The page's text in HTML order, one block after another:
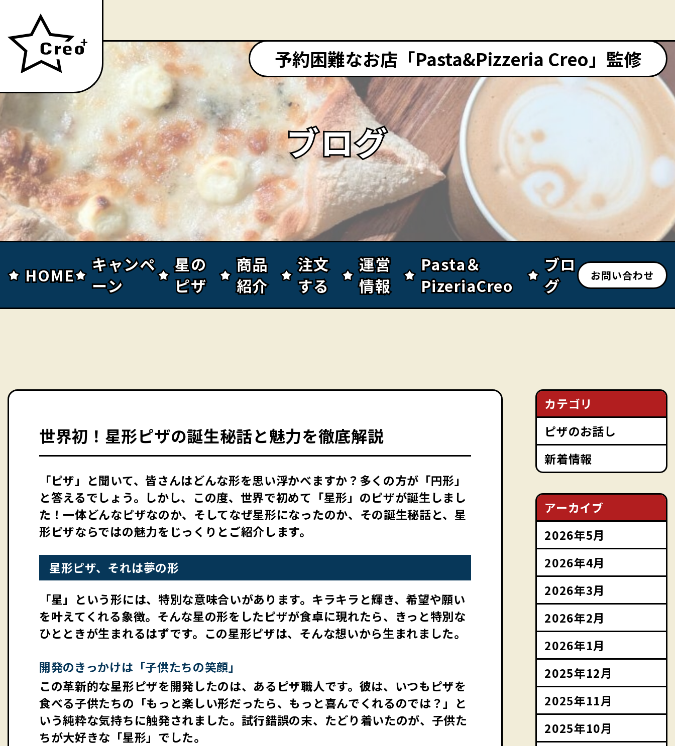
予約困難なお店「Pasta&Pizzeria Creo」監修
ブログ
ブログ
HOME
HOME
キャンペ
ーン
キャンペ
ーン
星の
ピザ
星の
ピザ
商品
紹介
商品
紹介
注文
する
注文
する
運営
情報
運営
情報
Pasta＆
PizeriaCreo
Pasta＆
PizeriaCreo
ブロ
グ
ブロ
グ
お問い合わせ
世界初！星形ピザの誕生秘話と魅力を徹底解説
「ピザ」と聞いて、皆さんはどんな形を思い浮かべますか？多くの方が「円形」
と答えるでしょう。しかし、この度、世界で初めて「星形」のピザが誕生しまし
た！一体どんなピザなのか、そしてなぜ星形になったのか、その誕生秘話と、星
形ピザならではの魅力をじっくりとご紹介します。
星形ピザ、それは夢の形
「星」という形には、特別な意味合いがあります。キラキラと輝き、希望や願い
を叶えてくれる象徴。そんな星の形をしたピザが食卓に現れたら、きっと特別な
ひとときが生まれるはずです。この星形ピザは、そんな想いから生まれました。
開発のきっかけは「子供たちの笑顔」
この革新的な星形ピザを開発したのは、あるピザ職人です。彼は、いつもピザを
食べる子供たちの「もっと楽しい形だったら、もっと喜んでくれるのでは？」と
いう純粋な気持ちに触発されました。試行錯誤の末、たどり着いたのが、子供た
ちが大好きな「星形」でした。
カテゴリ
ピザのお話し
新着情報
アーカイブ
2026年5月
2026年4月
2026年3月
2026年2月
2026年1月
2025年12月
2025年11月
2025年10月